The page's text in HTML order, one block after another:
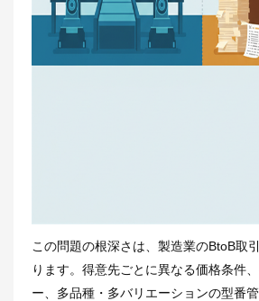
この問題の根深さは、製造業のBtoB取
ります。得意先ごとに異なる価格条件
ー、多品種・多バリエーションの型番